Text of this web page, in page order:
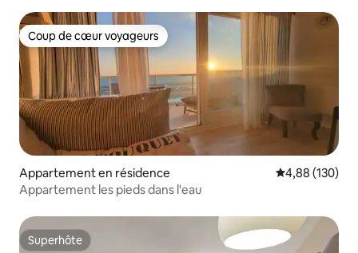
Coup de cœur voyageurs
Coup de cœur voyageurs
Appartement en résidence Évaluation
4,88 (130)
Appartement les pieds dans l'eau
Superhôte
Superhôte